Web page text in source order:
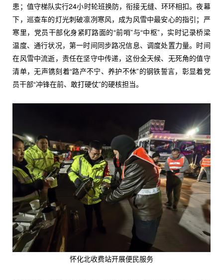
患；值守梯队实行24小时轮班换防，衔接无缝、环环相扣。夜幕
下，巡查车的灯光刺破凛冽寒风，成为风雪中最安心的指引；严
寒里，党员干部化身紧盯路面的“前哨”与“中枢”，实时记录桥梁
温度、通行状况，第一时间同步路况信息、调度处置力量。时间
在风雪中流逝，责任在坚守中传递，这份全天候、无死角的值守
清单，无声镌刻着“路产不宁、养护不休”的钢铁誓言，彰显着党
员干部“冲锋在前、敢打硬仗”的硬核担当。
怀化北收费站开展便民服务